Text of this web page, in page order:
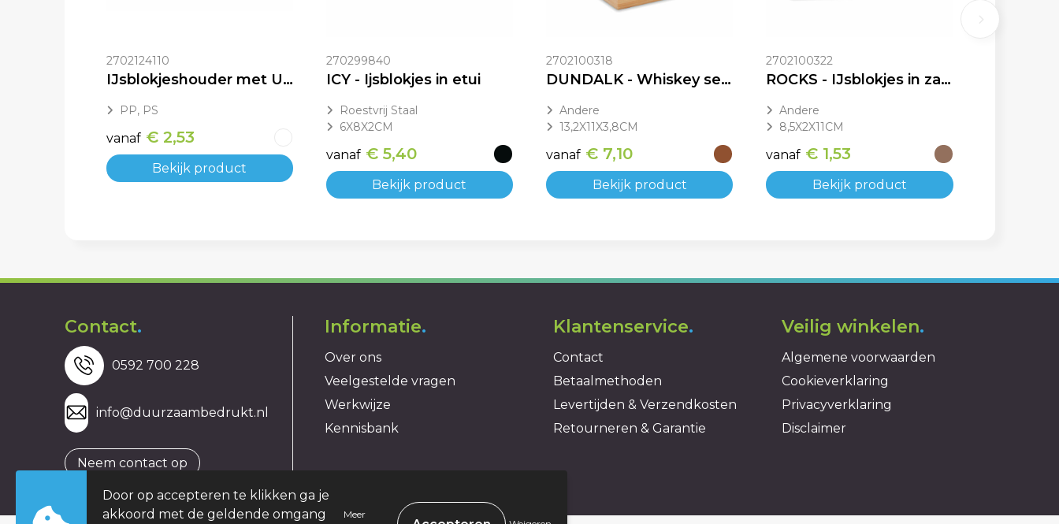
2702124110
IJsblokjeshouder met Uitdrukknop
PP, PS
vanaf € 2,53
Bekijk product
270299840
ICY - Ijsblokjes in etui
Roestvrij Staal
6X8X2CM
vanaf € 5,40
Bekijk product
2702100318
DUNDALK - Whiskey set in bamboe box
Andere
13,2X11X3,8CM
vanaf € 7,10
Bekijk product
2702100322
ROCKS - IJsblokjes in zakje
Andere
8,5X2X11CM
vanaf € 1,53
Bekijk product
Contact.
0592 700 228
info@duurzaambedrukt.nl
Neem contact op
Informatie.
Over ons
Veelgestelde vragen
Werkwijze
Kennisbank
Klantenservice.
Contact
Betaalmethoden
Levertijden & Verzendkosten
Retourneren & Garantie
Veilig winkelen.
Algemene voorwaarden
Cookieverklaring
Privacyverklaring
Disclaimer
Door op accepteren te klikken ga je
akkoord met de geldende omgang
Meer